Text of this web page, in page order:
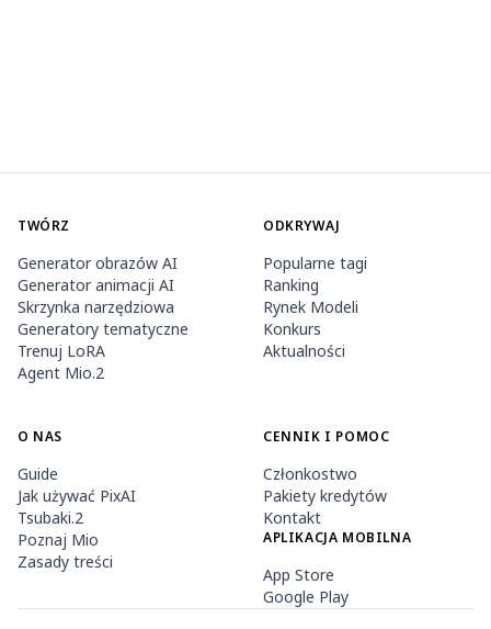
TWÓRZ
Generator obrazów AI
Generator animacji AI
Skrzynka narzędziowa
Generatory tematyczne
Trenuj LoRA
Agent Mio.2
ODKRYWAJ
Popularne tagi
Ranking
Rynek Modeli
Konkurs
Aktualności
O NAS
Guide
Jak używać PixAI
Tsubaki.2
Poznaj Mio
Zasady treści
CENNIK I POMOC
Członkostwo
Pakiety kredytów
Kontakt
APLIKACJA MOBILNA
App Store
Google Play